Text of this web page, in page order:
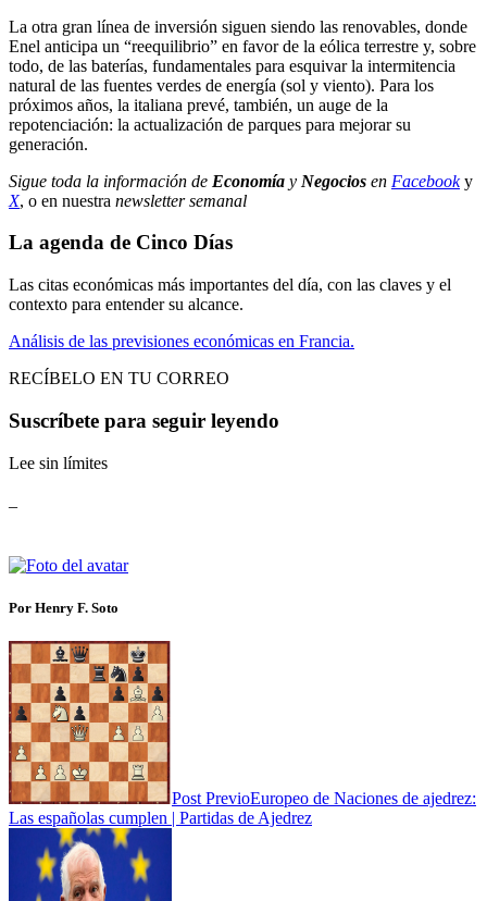
La otra gran línea de inversión siguen siendo las renovables, donde
Enel anticipa un “reequilibrio” en favor de la eólica terrestre y, sobre
todo, de las baterías, fundamentales para esquivar la intermitencia
natural de las fuentes verdes de energía (sol y viento). Para los
próximos años, la italiana prevé, también, un auge de la
repotenciación: la actualización de parques para mejorar su
generación.
Sigue toda la información de Economía y Negocios en Facebooky
X, o en nuestra newsletter semanal
La agenda de Cinco Días
Las citas económicas más importantes del día, con las claves y el
contexto para entender su alcance.
Análisis de las previsiones económicas en Francia.
RECÍBELO EN TU CORREO
Suscríbete para seguir leyendo
Lee sin límites
Por Henry F. Soto
Post PrevioEuropeo de Naciones de ajedrez:
Las españolas cumplen | Partidas de Ajedrez